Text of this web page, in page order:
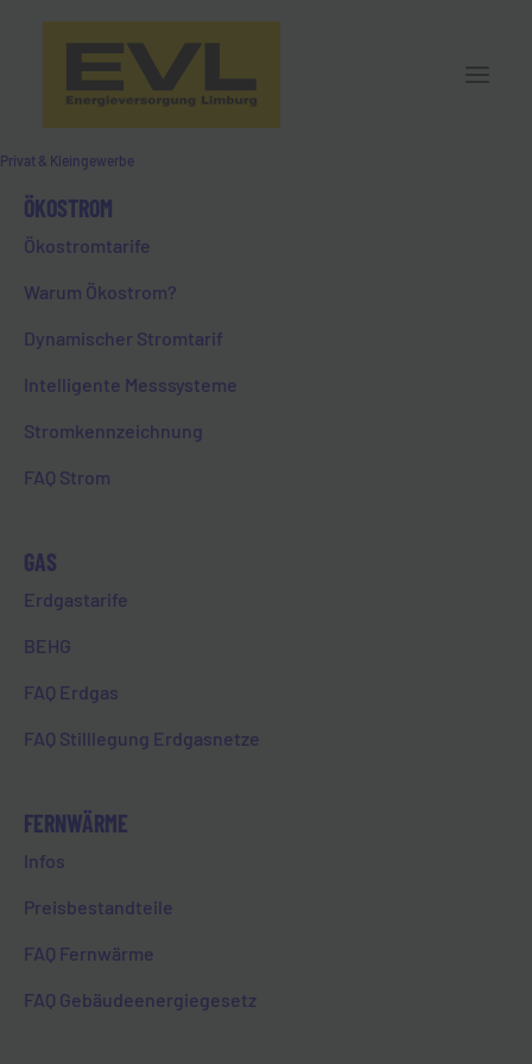
Privat & Kleingewerbe
ÖKOSTROM
Ökostromtarife
Warum Ökostrom?
Dynamischer Stromtarif
Intelligente Messsysteme
Stromkennzeichnung
FAQ Strom
GAS
Erdgastarife
BEHG
FAQ Erdgas
FAQ Stilllegung Erdgasnetze
FERNWÄRME
Infos
Preisbestandteile
FAQ Fernwärme
FAQ Gebäudeenergiegesetz
ENERGIEAUSWEIS
ENERGIEAUSWEIS
WOHNGEBÄUDE-
ENERGIEAUSWEIS
(VERBRAUCHSAUSWEIS)